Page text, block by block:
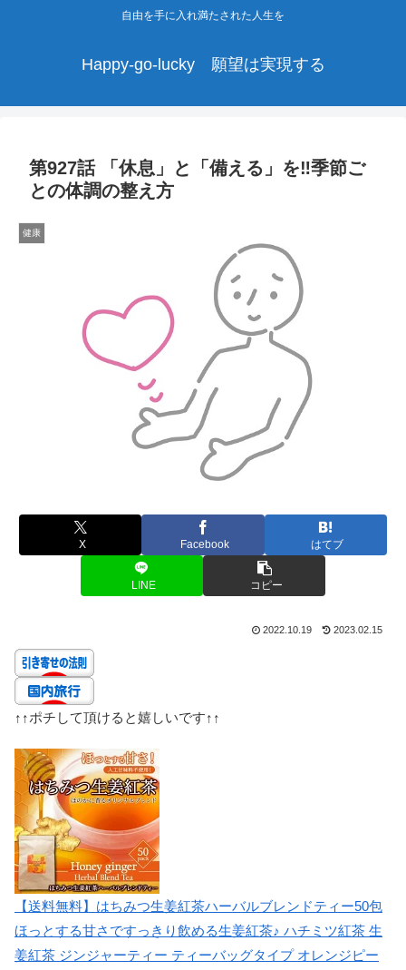
自由を手に入れ満たされた人生を
Happy-go-lucky 願望は実現する
第927話 「休息」と「備える」を‼季節ご
との体調の整え方
健康
X Facebook はてブ
LINE コピー
2022.10.19 2023.02.15
↑↑ポチして頂けると嬉しいです↑↑
【送料無料】はちみつ生姜紅茶ハーバルブレンドティー50包
ほっとする甘さですっきり飲める生姜紅茶♪ ハチミツ紅茶 生
姜紅茶 ジンジャーティー ティーバッグタイプ オレンジピー